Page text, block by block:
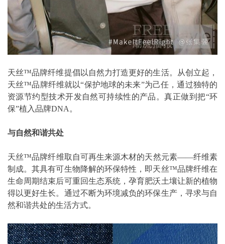
天丝™品牌纤维提倡以自然力打造更好的生活。从创立起，
天丝™品牌纤维就以“保护地球的未来”为己任，通过独特的
资源节约型技术开发自然可持续性的产品。真正做到把“环
保”植入品牌DNA。
与自然和谐共处
天丝™品牌纤维取自可再生来源木材的天然元素——纤维素
制成。其具有可生物降解的环保特性，即天丝™品牌纤维在
生命周期结束后可重回生态系统，孕育肥沃土壤让新的植物
得以更好生长。通过不断为环境减负的环保生产，寻求与自
然和谐共处的生活方式。